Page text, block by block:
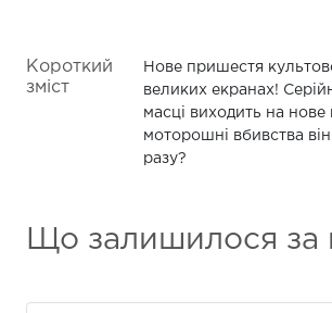
Короткий
зміст
Нове пришестя
великих екранах!
масці виходить на
моторошні вбивства
разу?
Що залишилося за